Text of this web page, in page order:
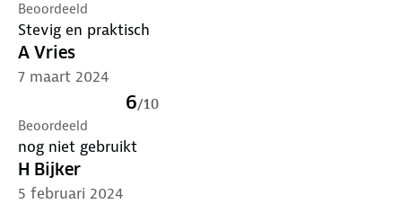
Beoordeeld
Stevig en praktisch
A Vries
7 maart 2024
6/10
Beoordeeld
nog niet gebruikt
H Bijker
5 februari 2024